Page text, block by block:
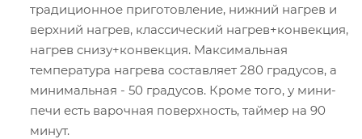
традиционное приготовление, нижний нагрев и
верхний нагрев, классический нагрев+конвекция,
нагрев снизу+конвекция. Максимальная
температура нагрева составляет 280 градусов, а
минимальная - 50 градусов. Кроме того, у мини-
печи есть варочная поверхность, таймер на 90
минут.